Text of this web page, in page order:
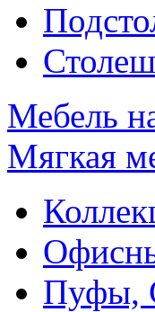
Мебель
Мягкая
Пуфы,